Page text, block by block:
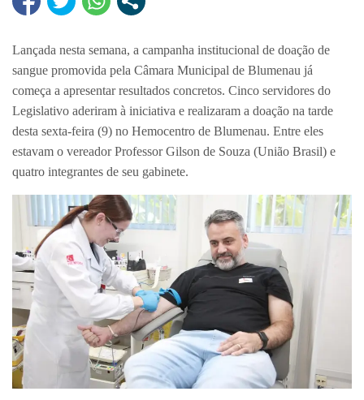
Lançada nesta semana, a campanha institucional de doação de
sangue promovida pela Câmara Municipal de Blumenau já
começa a apresentar resultados concretos. Cinco servidores do
Legislativo aderiram à iniciativa e realizaram a doação na tarde
desta sexta-feira (9) no Hemocentro de Blumenau. Entre eles
estavam o vereador Professor Gilson de Souza (União Brasil) e
quatro integrantes de seu gabinete.